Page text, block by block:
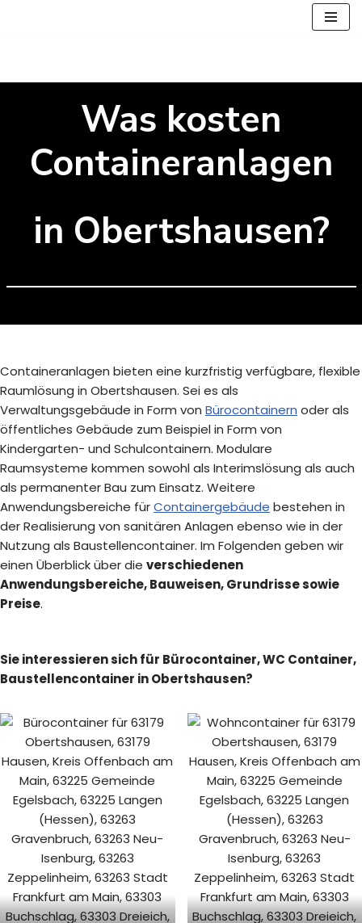
springen
Was kosten
Containeranlagen
in Obertshausen?
Containeranlagen bieten eine kurzfristig verfügbare, flexible
Raumlösung in Obertshausen. Sei es als
Verwaltungsgebäude in Form von Bürocontainern oder als
öffentliches Gebäude zum Beispiel in Form von
Kindergarten- und Schulcontainern. Modulare
Raumsysteme kommen sowohl als Interimslösung als auch
als permanenter Bau zum Einsatz. Weitere
Anwendungsbereiche fürContainergebäude bestehen in
der Realisierung von sanitären Anlagen ebenso wie in der
Nutzung als Baustellencontainer. Im Folgenden geben wir
einen Überblick über die verschiedenen
Anwendungsbereiche, Bauweisen, Grundrisse sowie
Preise.
Sie interessieren sich für Bürocontainer, WC Container,
Baustellencontainer in Obertshausen?